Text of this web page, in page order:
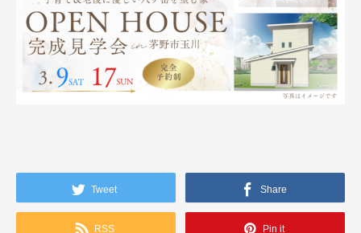
Tweet Share
RSS Pin it